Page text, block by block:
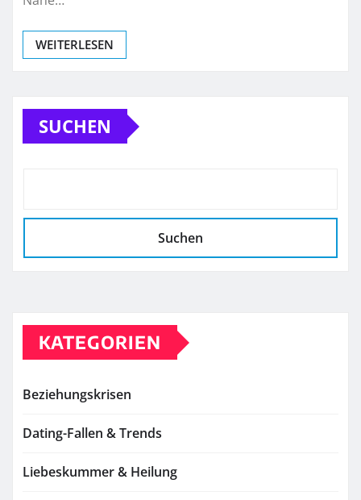
WEITERLESEN
SUCHEN
Suchen
KATEGORIEN
Beziehungskrisen
Dating-Fallen & Trends
Liebeskummer & Heilung